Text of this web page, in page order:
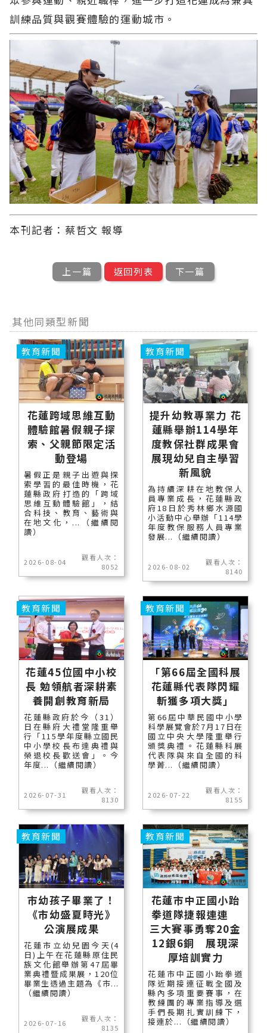
訓練品質與觀賽體驗的運動城市。
本刊記者：蔡哲文 報導
上一篇 返回列表 下一篇
其他同類型新聞
花蓮跨域思維互動
體驗館暑假親子探
索、父親節限定活
動登場
暑假正是親子出遊與探
索學習的最佳時機，花
蓮縣政府打造的「跨域
思維互動體驗館」，結
合科技、教育、藝術與
在地文化，...（繼續閱
讀）
2026-08-04
觀看人次：
8052
教育新聞
提升幼教專業力 花
蓮縣舉辦114學年
度教保社群成果會
展現幼兒自主學習
新風貌
為持續深耕在地教保人
員專業成長，花蓮縣政
府18日於秀林鄉水源國
小活動中心舉辦「114學
年度教保服務人員專業
發展...（繼續閱讀）
2026-08-02
觀看人次：
8140
教育新聞
花蓮45位國中小校
長 勉領航者深耕素
養開創教育新局
花蓮縣政府於今（31）
日在縣府大禮堂隆重舉
行「115學年度縣立國民
中小學校長布達典禮與
榮退校長歡送會」。今
年度...（繼續閱讀）
2026-07-31
觀看人次：
8130
教育新聞
「第66屆全國科展
花蓮縣代表隊閃耀
斬獲多項大獎」
第66屆中華民國中小學
科學展覽會於7月17日在
國立中央大學隆重舉行
頒獎典禮。花蓮縣科展
代表隊與來自全國的科
學菁...（繼續閱讀）
2026-07-22
觀看人次：
8155
教育新聞
市幼孩子畢業了！
《市幼盛夏時光》
公演展成果
花蓮市立幼兒園今天(4
日)上午在花蓮縣原住民
族文化館舉辦第47屆畢
業典禮暨成果展，120位
畢業生透過主題為《市...
（繼續閱讀）
2026-07-16
觀看人次：
8135
教育新聞
花蓮市中正國小跆
拳道隊捷報連連
三大賽事勇奪20金
12銀6銅 展現深
厚培訓實力
花蓮市中正國小跆拳道
隊近期接連征戰全國及
縣內多項重要賽事，在
教練團的專業指導及選
手們長期扎實訓練下，
接連於...（繼續閱讀）
教育新聞